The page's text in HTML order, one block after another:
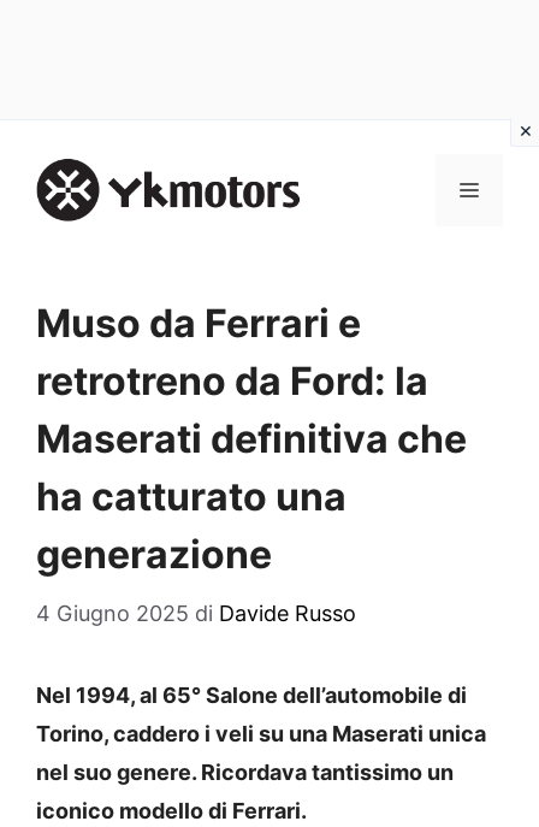
contenuto
MENU
Muso da Ferrari e
retrotreno da Ford: la
Maserati definitiva che
ha catturato una
generazione
4 Giugno 2025 di Davide Russo
Nel 1994, al 65° Salone dell’automobile di
Torino, caddero i veli su una Maserati unica
nel suo genere. Ricordava tantissimo un
iconico modello di Ferrari.